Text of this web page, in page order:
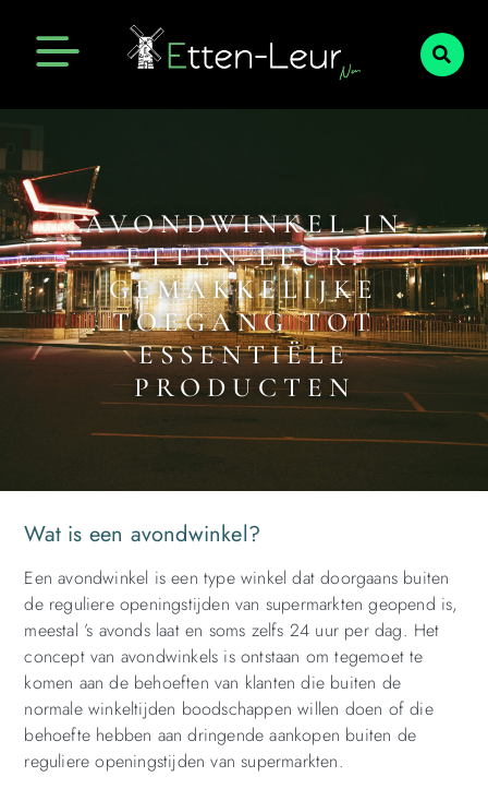
AVONDWINKEL IN
ETTEN-LEUR:
GEMAKKELIJKE
TOEGANG TOT
ESSENTIËLE
PRODUCTEN
Wat is een avondwinkel?
Een avondwinkel is een type winkel dat doorgaans buiten
de reguliere openingstijden van supermarkten geopend is,
meestal ’s avonds laat en soms zelfs 24 uur per dag. Het
concept van avondwinkels is ontstaan om tegemoet te
komen aan de behoeften van klanten die buiten de
normale winkeltijden boodschappen willen doen of die
behoefte hebben aan dringende aankopen buiten de
reguliere openingstijden van supermarkten.